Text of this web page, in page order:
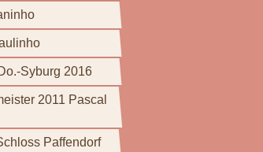
Syburg 2016
2011 Pascal
Paffendorf